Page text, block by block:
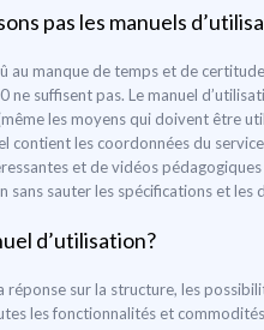
pas les manuels
au manque de temps et de
ne suffisent pas. Le manuel
les moyens qui doivent être
contient les coordonnées du
et de vidéos
sauter les spécifications et les
d’utilisation?
sur la structure, les
les fonctionnalités et